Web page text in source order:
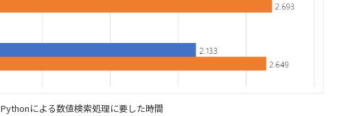
Pythonによる数値検索処理に要した時間